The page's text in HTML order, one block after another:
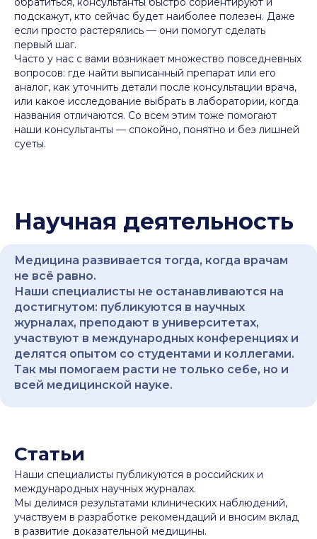
подскажут, кто сейчас будет наиболее полезен. Даже
если просто растерялись — они помогут сделать
первый шаг.
Часто у нас с вами возникает множество повседневных
вопросов: где найти выписанный препарат или его
аналог, как уточнить детали после консультации врача,
или какое исследование выбрать в лаборатории, когда
названия отличаются. Со всем этим тоже помогают
наши консультанты — спокойно, понятно и без лишней
суеты.
Научная деятельность
Медицина развивается тогда, когда врачам
не всё равно.
Наши специалисты не останавливаются на
достигнутом: публикуются в научных
журналах, преподают в университетах,
участвуют в международных конференциях и
делятся опытом со студентами и коллегами.
Так мы помогаем расти не только себе, но и
всей медицинской науке.
Статьи
Наши специалисты публикуются в российских и
международных научных журналах.
Мы делимся результатами клинических наблюдений,
участвуем в разработке рекомендаций и вносим вклад
в развитие доказательной медицины.